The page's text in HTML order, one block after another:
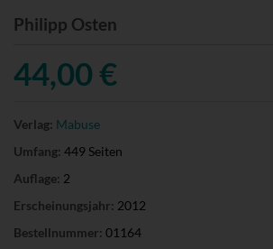
Philipp Osten
44,00 €
Verlag: Mabuse
Umfang: 449 Seiten
Auflage: 2
Erscheinungsjahr: 2012
Bestellnummer: 01164